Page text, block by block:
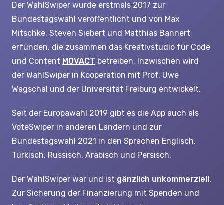
Der WahlSwiper wurde erstmals 2017 zur
Bundestagswahl veröffentlicht und von Max
Mitschke, Steven Siebert und Matthias Bannert
erfunden, die zusammen das Kreativstudio für Code
und Content MOVACT betreiben. Inzwischen wird
der WahlSwiper in Kooperation mit Prof. Uwe
Wagschal und der Universität Freiburg entwickelt.
Seit der Europawahl 2019 gibt es die App auch als
VoteSwiper in anderen Ländern und zur
Bundestagswahl 2021 in den Sprachen Englisch,
Türkisch, Russisch, Arabisch und Persisch.
Der WahlSwiper war und ist gänzlich unkommerziell.
Zur Sicherung der Finanzierung mit Spenden und